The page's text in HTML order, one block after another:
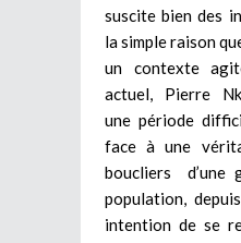
suscite bien des
la simple raison
un contexte
actuel, Pierre
une période
face à une
boucliers d’une
population,
intention de se